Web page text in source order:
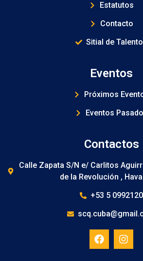
Estatutos
Contacto
Sitial de
Eventos
Próximos
Eventos
Contactos
Calle Zapata S/N e/ Carlitos
de la Revolución ,
+53 5 0992120